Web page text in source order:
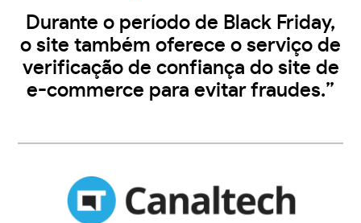
Durante o período de Black Friday,
o site também oferece o serviço de
verificação de confiança do site de
e-commerce para evitar fraudes.”